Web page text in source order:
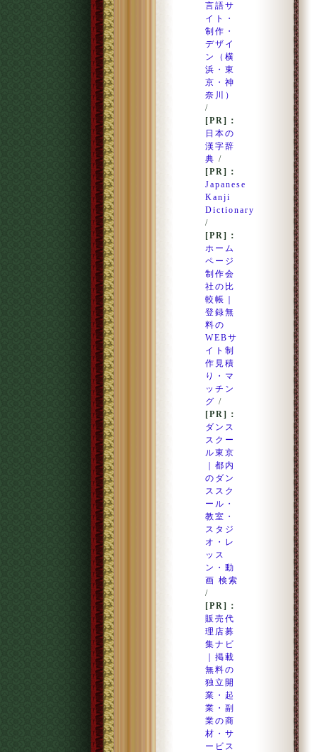
言語サ
イト・
制作・
デザイ
ン（横
浜・東
京・神
奈川）
/
[PR]：
日本の
漢字辞
典 /
[PR]：
Japanese
Kanji
Dictionary
/
[PR]：
ホーム
ページ
制作会
社の比
較帳｜
登録無
料の
WEBサ
イト制
作見積
り・マ
ッチン
グ /
[PR]：
ダンス
スクー
ル東京
｜都内
のダン
ススク
ール・
教室・
スタジ
オ・レ
ッス
ン・動
画 検索
/
[PR]：
販売代
理店募
集ナビ
｜掲載
無料の
独立開
業・起
業・副
業の商
材・サ
ービス